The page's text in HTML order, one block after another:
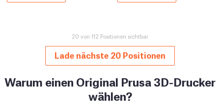
20 von 112 Positionen sichtbar
Lade nächste 20 Positionen
Warum einen Original Prusa 3D-Drucker
wählen?